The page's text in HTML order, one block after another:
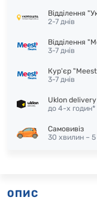
Відділення
2-7 днів
Відділення
3-7 днів
Кур'єр
3-7 днів
Uklon delivery
до 4-х годин*
Самовивіз
30 хвилин – 5
ОПИС